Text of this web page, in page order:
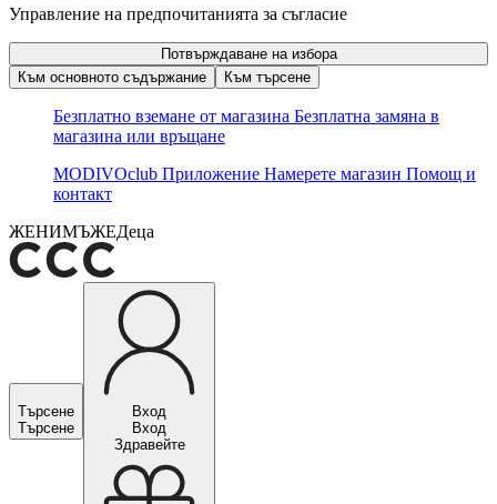
Управление на предпочитанията за съгласие
Потвърждаване на избора
Към основното съдържание
Към търсене
Безплатно вземане от магазина Безплатна замяна в
магазина или връщане
MODIVOclub Приложение Намерете магазин Помощ и
контакт
ЖЕНИМЪЖЕДеца
Търсене
Търсене
Вход
Вход
Здравейте